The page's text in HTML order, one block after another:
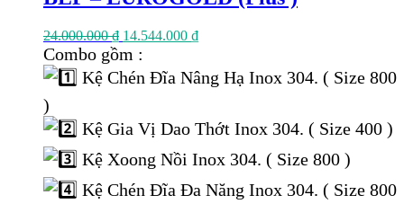
24.000.000₫ Giá
gốc
24.000.000 ₫.
14.544.000 ₫Giá
là:
Combo gồm :
Kệ Chén Đĩa Nâng Hạ Inox 304. ( Size 800
)
Kệ Gia Vị Dao Thớt Inox 304. ( Size 400 )
Kệ Xoong Nồi Inox 304. ( Size 800 )
Kệ Chén Đĩa Đa Năng Inox 304. ( Size 800